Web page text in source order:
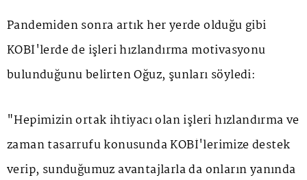
Pandemiden sonra artık her yerde olduğu gibi
KOBİ'lerde de işleri hızlandırma motivasyonu
bulunduğunu belirten Oğuz, şunları söyledi:
"Hepimizin ortak ihtiyacı olan işleri hızlandırma ve
zaman tasarrufu konusunda KOBİ'lerimize destek
verip, sunduğumuz avantajlarla da onların yanında